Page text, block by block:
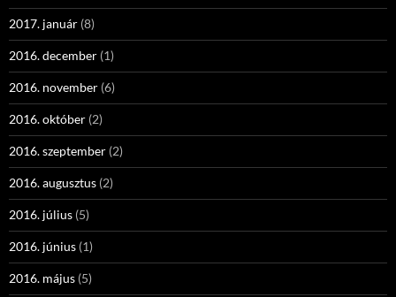
2017. január (8)
2016. december (1)
2016. november (6)
2016. október (2)
2016. szeptember (2)
2016. augusztus (2)
2016. július (5)
2016. június (1)
2016. május (5)